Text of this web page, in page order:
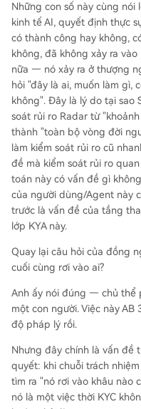
Những con số này cùng
kinh tế AI, quyết định thực
có thành công hay không,
không, đã không xảy ra
nữa — nó xảy ra ở thượng
hỏi "đây là ai, muốn làm gì,
không". Đây là lý do tại sao
soát rủi ro Radar từ
thành "toàn bộ vòng đời
làm kiểm soát rủi ro cũ
đề mà kiểm soát rủi ro
toán này có vấn đề gì
của người dùng/Agent này
trước là vấn đề của tầng
lớp KYA này.
Quay lại câu hỏi của đồng
cuối cùng rơi vào ai?
Anh ấy nói đúng — chủ thể
một con người. Việc này
độ pháp lý rồi.
Nhưng đây chính là vấn đề
quyết: khi chuỗi trách
tìm ra "nó rơi vào khâu nào
nó là một việc thời KYC